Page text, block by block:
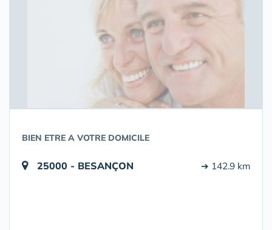
BIEN ETRE A VOTRE DOMICILE
25000 - BESANÇON ➔ 142.9 km